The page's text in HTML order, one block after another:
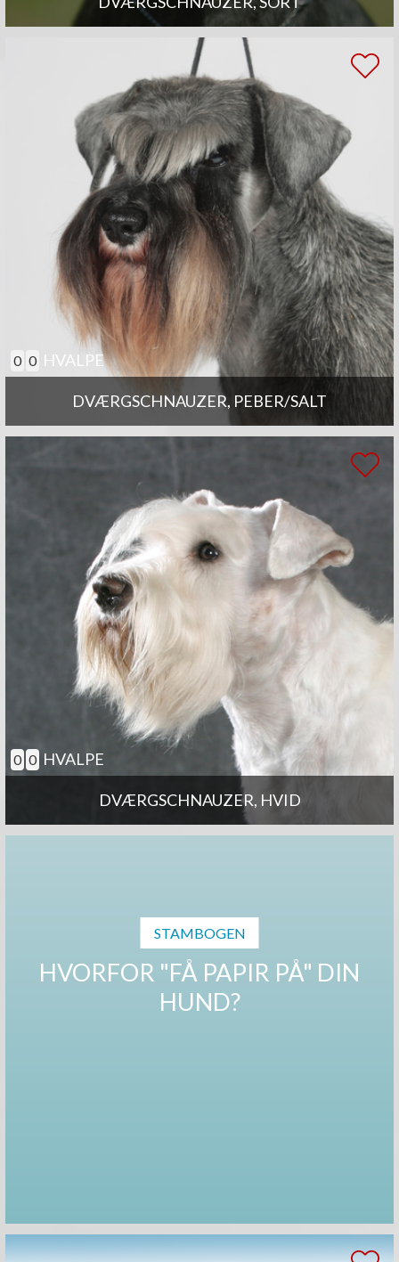
DVÆRGSCHNAUZER, PEBER/SALT
0 0 HVALPE
DVÆRGSCHNAUZER, HVID
0 0 HVALPE
STAMBOGEN
HVORFOR "FÅ PAPIR PÅ" DIN
HUND?